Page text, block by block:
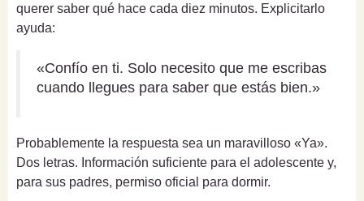
querer saber qué hace cada diez minutos. Explicitarlo
ayuda:
«Confío en ti. Solo necesito que me escribas
cuando llegues para saber que estás bien.»
Probablemente la respuesta sea un maravilloso «Ya».
Dos letras. Información suficiente para el adolescente y,
para sus padres, permiso oficial para dormir.